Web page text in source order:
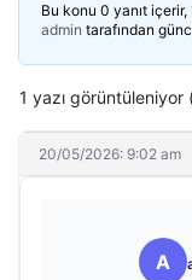
Bu konu 0 yanıt
admin tarafından
1 yazı görüntüleniyor
20/05/2026: 9:02 am
A